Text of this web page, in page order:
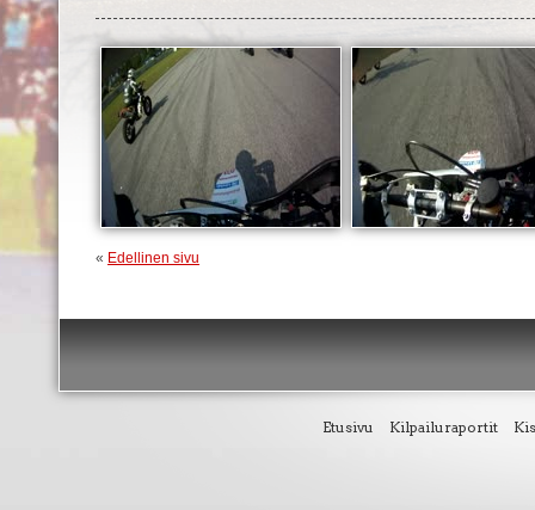
« Edellinen sivu
Etusivu Kilpailuraportit